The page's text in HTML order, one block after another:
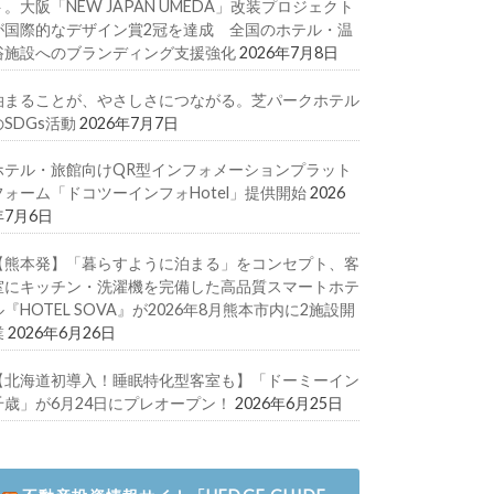
。大阪「NEW JAPAN UMEDA」改装プロジェクト
国際的なデザイン賞2冠を達成 全国のホテル・温
施設へのブランディング支援強化2026年7月8日
まることが、やさしさにつながる。芝パークホテル
SDGs活動 2026年7月7日
テル・旅館向けQR型インフォメーションプラット
ォーム「ドコツーインフォHotel」提供開始2026
7月6日
熊本発】「暮らすように泊まる」をコンセプト、客
にキッチン・洗濯機を完備した高品質スマートホテ
『HOTEL SOVA』が2026年8月熊本市内に2施設開
2026年6月26日
北海道初導入！睡眠特化型客室も】「ドーミーイン
歳」が6月24日にプレオープン！ 2026年6月25日